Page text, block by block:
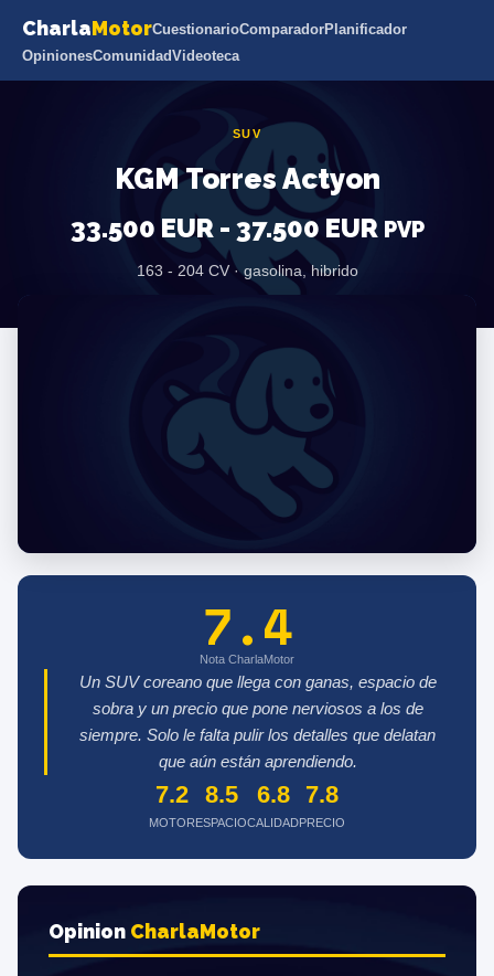
CharlaMotorCuestionarioComparadorPlanificador
OpinionesComunidadVideoteca
SUV
KGM Torres Actyon
33.500 EUR - 37.500 EUR PVP
163 - 204 CV · gasolina, hibrido
7.4
Nota CharlaMotor
Un SUV coreano que llega con ganas, espacio de
sobra y un precio que pone nerviosos a los de
siempre. Solo le falta pulir los detalles que delatan
que aún están aprendiendo.
7.2
MOTOR
8.5
ESPACIO
6.8
CALIDAD
7.8
PRECIO
Opinion CharlaMotor